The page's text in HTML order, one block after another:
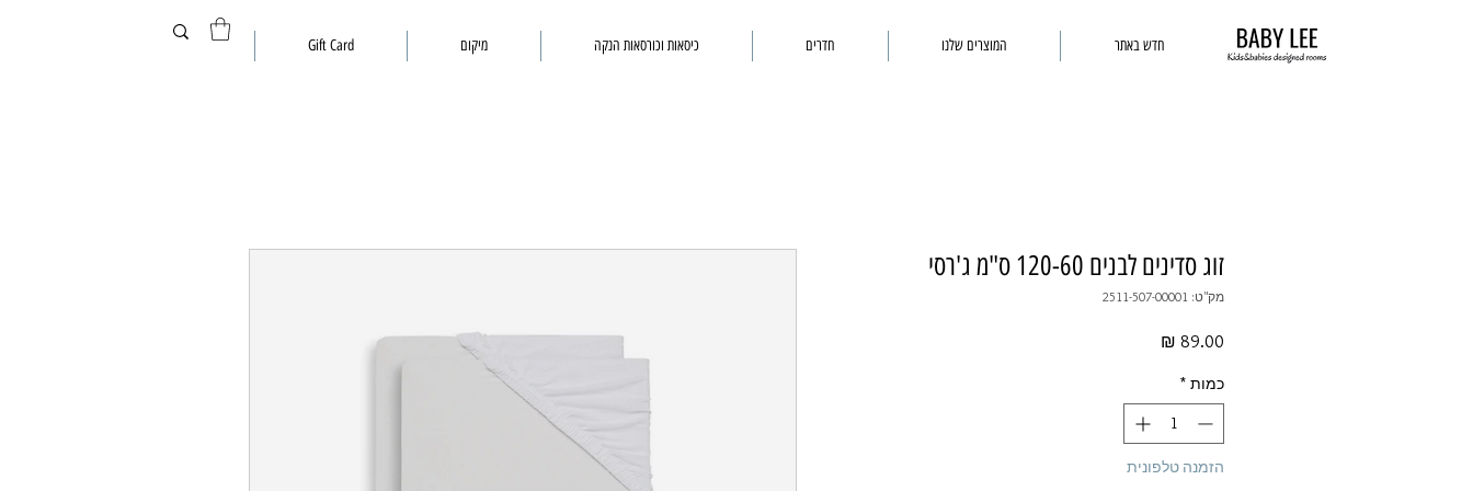
חדש באתר המוצרים שלנו חדרים כיסאות וכורסאות הנקה מיקום Gift Card
זוג סדינים לבנים 120-60 ס"מ ג'רסי
מק"ט: 2511-507-00001
כמות *
הזמנה טלפונית